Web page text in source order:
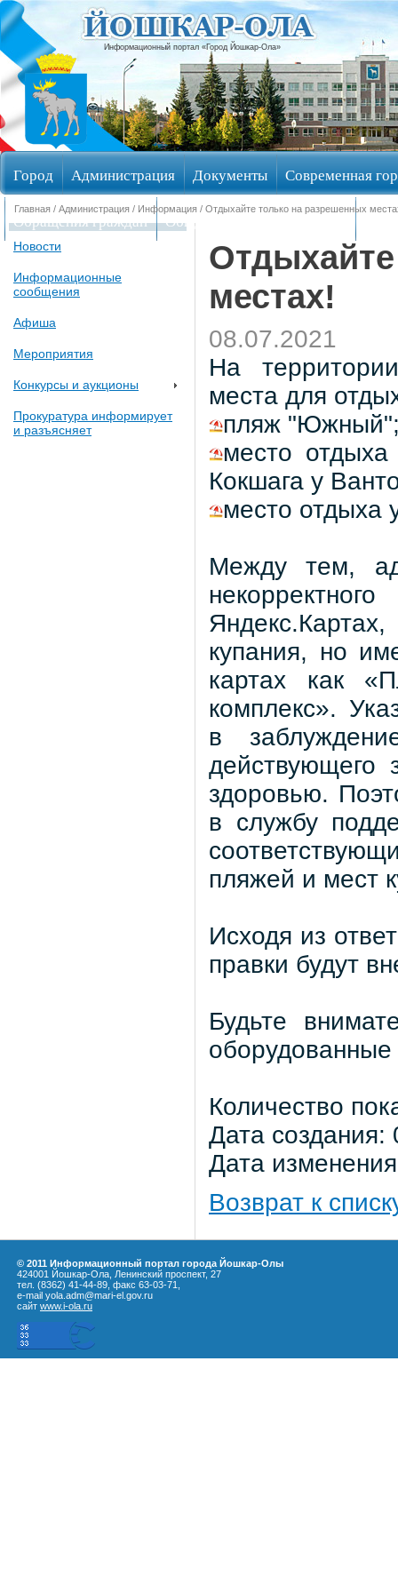
Информационный портал «Город Йошкар-Ола»
Город Администрация Документы Современная
Обращения граждан Общественные обсуждения
Главная / Администрация / Информация / Отдыхайте только на разрешенных
Новости
Информационные
сообщения
Афиша
Мероприятия
Конкурсы и аукционы
Прокуратура информирует
и разъясняет
местах!
08.07.2021
На
места для
пляж
место
Кокшага у
место отдыха
Между тем,
купания, но
картах как
комплекс».
в
действующего
здоровью.
в службу
пляжей и мест
Исходя из
правки будут
Будьте
Количество
Дата
Дата
Возврат к
© 2011 Информационный портал города Йошкар-Олы
424001 Йошкар-Ола, Ленинский проспект, 27
тел. (8362) 41-44-89, факс 63-03-71,
e-mail yola.adm@mari-el.gov.ru
сайт www.i-ola.ru